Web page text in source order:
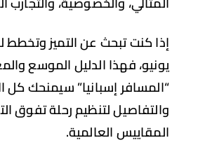
كنت تبحث عن التميز وتخطط لزيارة
فهذا الدليل الموسع والمعد
إسبانيا”سيمنحك كل الأسرار
لتنظيم رحلة تفوق
العالمية.